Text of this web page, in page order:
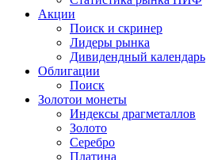
Акции
Поиск и скринер
Лидеры рынка
Дивидендный календарь
Облигации
Поиск
Золотои монеты
Индексы драгметаллов
Золото
Серебро
Платина